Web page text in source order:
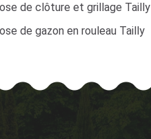
de clôture et grillage Tailly
de gazon en rouleau Tailly